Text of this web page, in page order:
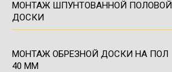
МОНТАЖ ШПУНТОВАННОЙ ПОЛОВОЙ
ДОСКИ
МОНТАЖ ОБРЕЗНОЙ ДОСКИ НА ПОЛ
40 ММ